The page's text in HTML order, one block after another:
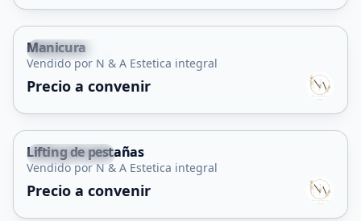
Juana Koslay
Servicio
Manicura
Vendido por N & A Estetica integral
Precio a convenir
Juana Koslay
Servicio
Lifting de pestañas
Vendido por N & A Estetica integral
Precio a convenir